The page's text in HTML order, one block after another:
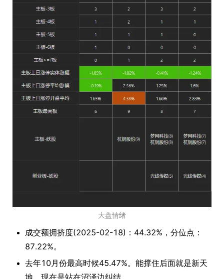
大盘情绪
成交额拥挤度(2025-02-18)：44.32%，分位点：
87.22%。
去年10月份最高时候45.47%。能撑住后面就是新天
地，现在是站在沼泽边纠结。